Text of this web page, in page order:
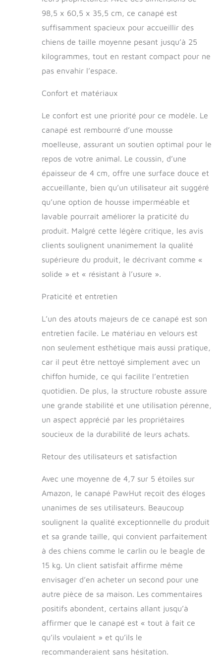
entretien, pratique à
l'aide d'un éponge
légèrement humide
(coussin amovible)
ROBUSTE ET
STABLE : structure
stabilité optimale,
usage pérenne
98,5 x 60,5 x 35,5 cm, ce canapé est
suffisamment spacieux pour accueillir des
chiens de taille moyenne pesant jusqu’à 25
kilogrammes, tout en restant compact pour ne
pas envahir l’espace.
Confort et matériaux
Le confort est une priorité pour ce modèle. Le
canapé est rembourré d’une mousse
moelleuse, assurant un soutien optimal pour le
repos de votre animal. Le coussin, d’une
épaisseur de 4 cm, offre une surface douce et
accueillante, bien qu’un utilisateur ait suggéré
qu’une option de housse imperméable et
lavable pourrait améliorer la praticité du
produit. Malgré cette légère critique, les avis
clients soulignent unanimement la qualité
supérieure du produit, le décrivant comme «
solide » et « résistant à l’usure ».
Praticité et entretien
L’un des atouts majeurs de ce canapé est son
entretien facile. Le matériau en velours est
non seulement esthétique mais aussi pratique,
car il peut être nettoyé simplement avec un
chiffon humide, ce qui facilite l’entretien
quotidien. De plus, la structure robuste assure
une grande stabilité et une utilisation pérenne,
un aspect apprécié par les propriétaires
soucieux de la durabilité de leurs achats.
Retour des utilisateurs et satisfaction
Avec une moyenne de 4,7 sur 5 étoiles sur
Amazon, le canapé PawHut reçoit des éloges
unanimes de ses utilisateurs. Beaucoup
soulignent la qualité exceptionnelle du produit
et sa grande taille, qui convient parfaitement
à des chiens comme le carlin ou le beagle de
15 kg. Un client satisfait affirme même
envisager d’en acheter un second pour une
autre pièce de sa maison. Les commentaires
positifs abondent, certains allant jusqu’à
affirmer que le canapé est « tout à fait ce
qu’ils voulaient » et qu’ils le
recommanderaient sans hésitation.